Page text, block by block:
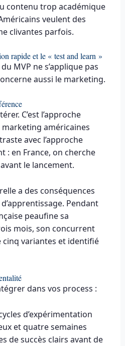
contenu trop académique
veulent des
clivantes parfois.
rapide et le « test and learn »
MVP ne s’applique pas
aussi le marketing.
C’est l’approche
américaines
avec l’approche
: en France, on cherche
le lancement.
a des conséquences
Pendant
peaufine sa
mois, son concurrent
cinq variantes et identifié
dans vos process :
d’expérimentation
et quatre semaines
de succès clairs avant de